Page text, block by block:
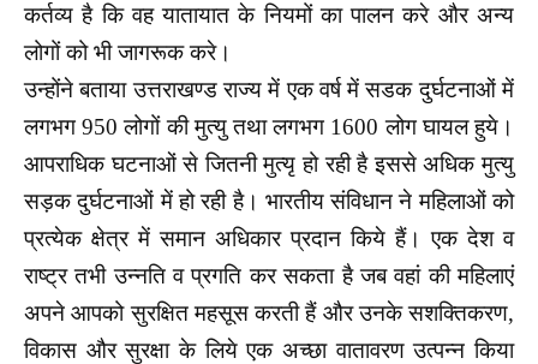
कर्तव्य है कि वह यातायात के नियमों का पालन करे और अन्य
लोगों को भी जागरूक करे।
उन्होंने बताया उत्तराखण्ड राज्य में एक वर्ष में सडक दुर्घटनाओं में
लगभग 950 लोगों की मुत्यु तथा लगभग 1600 लोग घायल हुये।
आपराधिक घटनाओं से जितनी मुत्यृ हो रही है इससे अधिक मुत्यु
सड़क दुर्घटनाओं में हो रही है। भारतीय संविधान ने महिलाओं को
प्रत्येक क्षेत्र में समान अधिकार प्रदान किये हैं। एक देश व
राष्ट्र तभी उन्नति व प्रगति कर सकता है जब वहां की महिलाएं
अपने आपको सुरक्षित महसूस करती हैं और उनके सशक्तिकरण,
विकास और सुरक्षा के लिये एक अच्छा वातावरण उत्पन्न किया